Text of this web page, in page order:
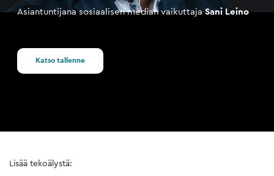
Asiantuntijana sosiaalisen median vaikuttajaSani Leino
Katso tallenne
Lisää tekoälystä: